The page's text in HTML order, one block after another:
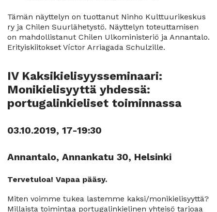
Tämän näyttelyn on tuottanut Ninho Kulttuurikeskus
ry ja Chilen Suurlähetystö. Näyttelyn toteuttamisen
on mahdollistanut Chilen Ulkoministeriö ja Annantalo.
Erityiskiitokset Víctor Arriagada Schulzille.
IV Kaksikielisyysseminaari:
Monikielisyyttä yhdessä:
portugalinkieliset toiminnassa
03.10.2019, 17-19:30
Annantalo, Annankatu 30, Helsinki
Tervetuloa! Vapaa pääsy.
Miten voimme tukea lastemme kaksi/monikielisyyttä?
Millaista toimintaa portugalinkielinen yhteisö tarjoaa